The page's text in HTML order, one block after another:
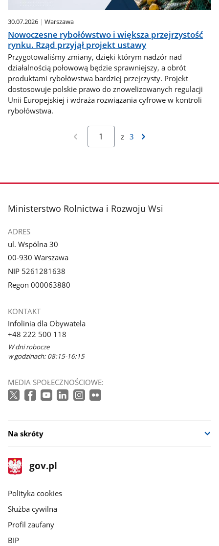
30.07.2026 Warszawa
Nowoczesne rybołówstwo i większa przejrzystość
rynku. Rząd przyjął projekt ustawy
Przygotowaliśmy zmiany, dzięki którym nadzór nad
działalnością połowową będzie sprawniejszy, a obrót
produktami rybołówstwa bardziej przejrzysty. Projekt
dostosowuje polskie prawo do znowelizowanych regulacji
Unii Europejskiej i wdraża rozwiązania cyfrowe w kontroli
rybołówstwa.
z 3
stopka
Ministerstwo Rolnictwa i Rozwoju Wsi
ADRES
ul. Wspólna 30
00-930 Warszawa
NIP 5261281638
Regon 000063880
KONTAKT
Infolinia dla Obywatela
+48 222 500 118
W dni robocze
w godzinach: 08:15-16:15
MEDIA SPOŁECZNOŚCIOWE:
Na skróty
stopka
gov.pl
Strona
gov.pl
gov.pl
Polityka cookies
Służba cywilna
Profil zaufany
BIP